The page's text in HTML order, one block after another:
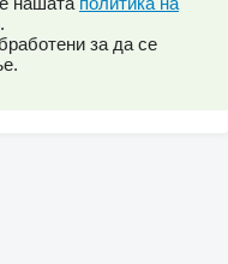
.
за да се